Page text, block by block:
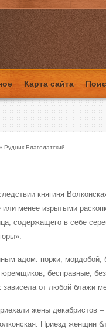
Карта сайта
Рудник Благодатский
княгиня
менее изрытыми
содержащего в себе
адом: порки, мордобой,
бесправные,
от любой блажи
жены декабристов
Приезд женщин